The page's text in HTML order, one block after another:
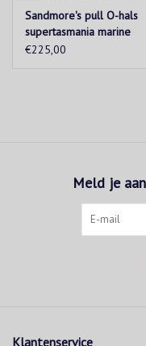
Sandmore's pull O-hals
supertasmania marine
€225,00
Meld je
Klantenservice